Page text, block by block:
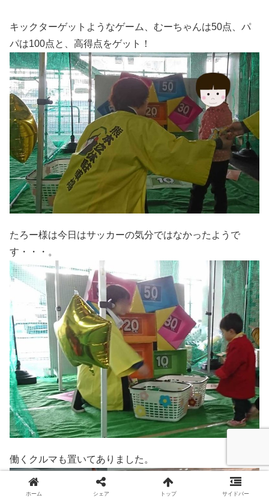
キックターゲットようなゲーム、むーちゃんは50点、パ
パは100点と、高得点をゲット！
たろー様は今日はサッカーの気分ではなかったようで
す・・・。
働くクルマも置いてありました。
ホーム シェア トップ サイドバー